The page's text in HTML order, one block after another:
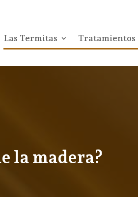
Las Termitas Tratamientos
la madera?